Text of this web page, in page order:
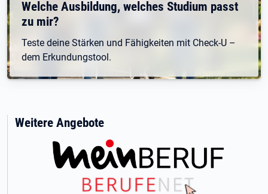
Welche Ausbildung, welches Studium passt
zu mir?
Teste deine Stärken und Fähigkeiten mit Check-U –
dem Erkundungstool.
Weitere Angebote